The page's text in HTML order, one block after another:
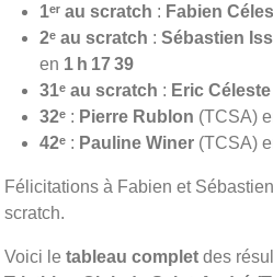
1ᵉʳ au scratch : Fabien
2ᵉ au scratch : Sébastien
en 1 h 17 39
31ᵉ au scratch : Eric Céleste
32ᵉ : Pierre Rublon (TCSA)
42ᵉ : Pauline Winer (TCSA)
Félicitations à Fabien et
scratch.
Voici le tableau complet des